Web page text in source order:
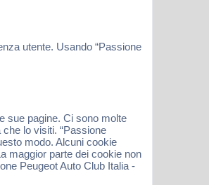
utente. Usando “Passione
sue pagine. Ci sono molte
lo visiti. “Passione
modo. Alcuni cookie
maggior parte dei cookie non
Peugeot Auto Club Italia -